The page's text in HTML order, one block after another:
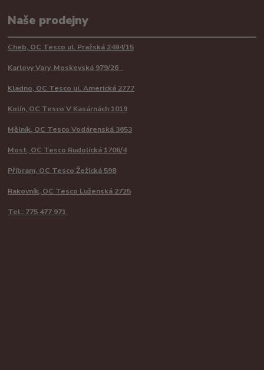
Naše prodejny
Cheb, OC Tesco ul. Pražská 2494/15
Karlovy Vary, Moskevská 979/26
Kladno, OC Tesco ul. Americká 2777
Kolín, OC Tesco V Kasárnách 1019
Mělník, OC Tesco Vodárenská 3653
Most, OC Tesco Rudolická 1706/4
Příbram, OC Tesco Žežická 598
Rakovník, OC Tesco Luženská 2725
Tel.: 775 477 971